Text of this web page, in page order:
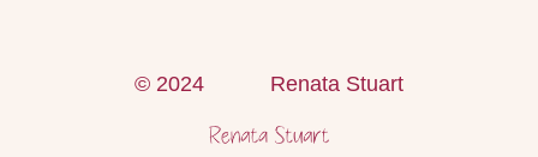
© 2024 Renata Stuart